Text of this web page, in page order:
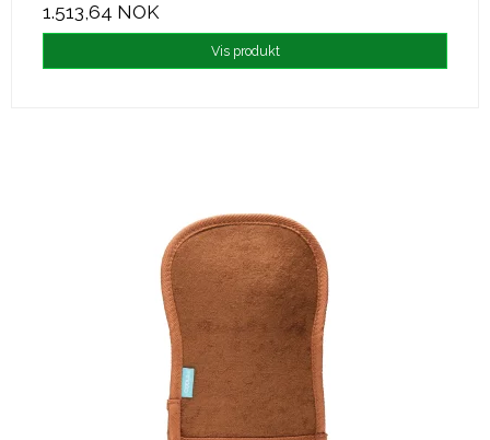
1.513,64 NOK
Vis produkt